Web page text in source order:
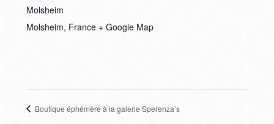
Molsheim
Molsheim, France + Google Map
Boutique éphémère à la galerie Sperenza’s